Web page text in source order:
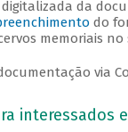
digitalizada da
do
memoriais
via
interessados